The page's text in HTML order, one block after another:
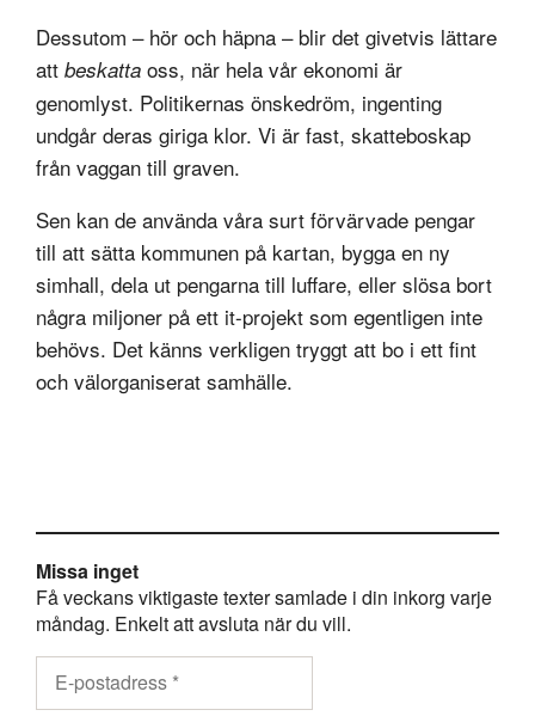
Dessutom – hör och häpna – blir det givetvis lättare
att beskatta oss, när hela vår ekonomi är
genomlyst. Politikernas önskedröm, ingenting
undgår deras giriga klor. Vi är fast, skatteboskap
från vaggan till graven.
Sen kan de använda våra surt förvärvade pengar
till att sätta kommunen på kartan, bygga en ny
simhall, dela ut pengarna till luffare, eller slösa bort
några miljoner på ett it-projekt som egentligen inte
behövs. Det känns verkligen tryggt att bo i ett fint
och välorganiserat samhälle.
Missa inget
Få veckans viktigaste texter samlade i din inkorg varje
måndag. Enkelt att avsluta när du vill.